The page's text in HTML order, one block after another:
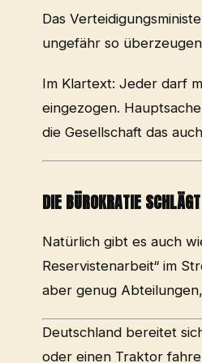
Das
ungefähr so
Im Klartext: Jeder darf
eingezogen.
die Gesellschaft das
DIE BÜROKRATIE
Natürlich gibt es auch
Reservistenarbeit“ im
aber genug
Deutschland bereitet
oder einen Traktor